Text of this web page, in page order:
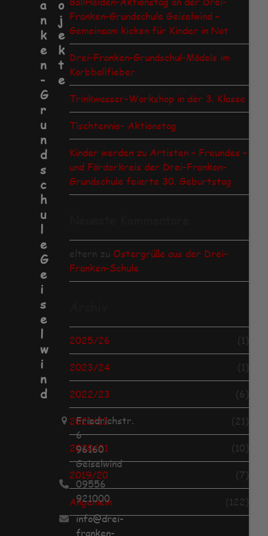
Franken-Grundschule Geiselwind –
Gemeinsam kicken für Kinder in Not
Drei-Franken-Grundschul-Mädels im
Korbballfieber
Trinkwasser-Workshop in der 3. Klasse
Tischtennis- Aktionstag
Kinder werden zu Artisten – Freundes –
und Förderkreis der Drei-Franken-
Grundschule feierte 30. Geburtstag
eltern zu Ostergrüße aus der Drei-
Franken-Schule
2025/26
(1)
2023/24
(1)
2022/23
(6)
2021/22
(21)
2020/21
(10)
2019/20
(7)
Allgemein
(122)
a
n
k
e
n
-
G
r
u
n
d
s
c
h
u
l
e
G
e
i
s
e
l
w
i
n
d
Friedrichstr.
6
96160
Geiselwind
09556
921000
info@drei-
franken-
o
j
e
k
t
e